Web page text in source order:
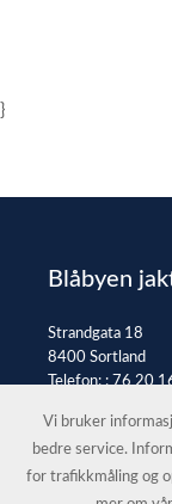
}
Blåbyen
Strandgata 18
8400 Sortland
Telefon: :76 20
© Blåbyen
Vi bruker
bedre service.
for trafikkmåling og